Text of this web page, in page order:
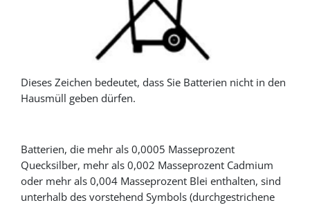
Dieses Zeichen bedeutet, dass Sie Batterien nicht in den
Hausmüll geben dürfen.
Batterien, die mehr als 0,0005 Masseprozent
Quecksilber, mehr als 0,002 Masseprozent Cadmium
oder mehr als 0,004 Masseprozent Blei enthalten, sind
unterhalb des vorstehend Symbols (durchgestrichene